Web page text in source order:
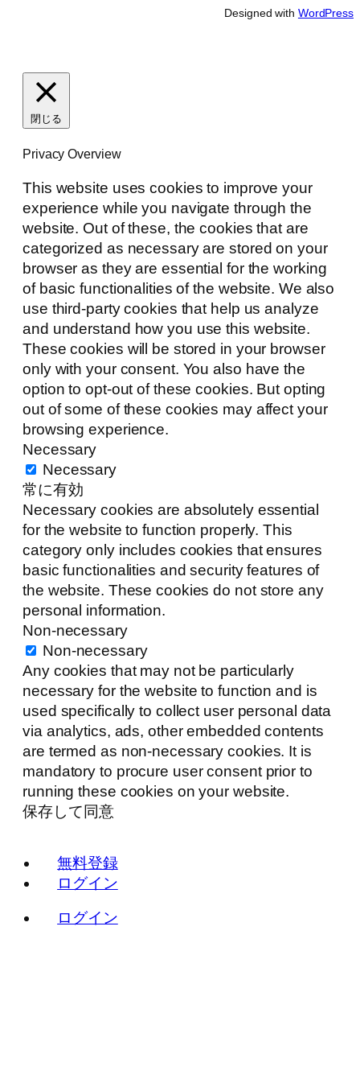
Designed with WordPress
閉じる
Privacy Overview
This website uses cookies to improve your
experience while you navigate through the
website. Out of these, the cookies that are
categorized as necessary are stored on your
browser as they are essential for the working
of basic functionalities of the website. We also
use third-party cookies that help us analyze
and understand how you use this website.
These cookies will be stored in your browser
only with your consent. You also have the
option to opt-out of these cookies. But opting
out of some of these cookies may affect your
browsing experience.
Necessary
Necessary
常に有効
Necessary cookies are absolutely essential
for the website to function properly. This
category only includes cookies that ensures
basic functionalities and security features of
the website. These cookies do not store any
personal information.
Non-necessary
Non-necessary
Any cookies that may not be particularly
necessary for the website to function and is
used specifically to collect user personal data
via analytics, ads, other embedded contents
are termed as non-necessary cookies. It is
mandatory to procure user consent prior to
running these cookies on your website.
保存して同意
無料登録
ログイン
ログイン